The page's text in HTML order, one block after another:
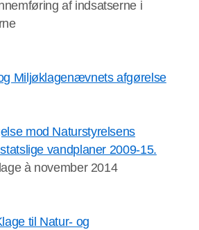
af indsatserne i
Miljøklagenævnets afgørelse
mod Naturstyrelsens
vandplaner 2009-15.
à november 2014
til Natur- og